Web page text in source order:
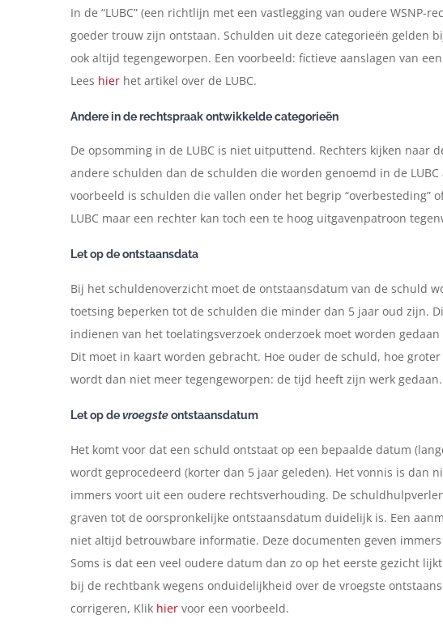
In de “LUBC” (een richtlijn met een vastlegging van oudere WSNP-
goeder trouw zijn ontstaan. Schulden uit deze categorieën gelden
ook altijd tegengeworpen. Een voorbeeld: fictieve aanslagen van
Lees hier het artikel over de LUBC.
Andere in de rechtspraak ontwikkelde categorieën
De opsomming in de LUBC is niet uitputtend. Rechters kijken naar
andere schulden dan de schulden die worden genoemd in de
voorbeeld is schulden die vallen onder het begrip “overbesteding”
LUBC maar een rechter kan toch een te hoog uitgavenpatroon
Let op de ontstaansdata
Bij het schuldenoverzicht moet de ontstaansdatum van de schuld
toetsing beperken tot de schulden die minder dan 5 jaar oud zijn.
indienen van het toelatingsverzoek onderzoek moet worden
Dit moet in kaart worden gebracht. Hoe ouder de schuld, hoe
wordt dan niet meer tegengeworpen: de tijd heeft zijn werk gedaan.
Let op devroegsteontstaansdatum
Het komt voor dat een schuld ontstaat op een bepaalde datum
wordt geprocedeerd (korter dan 5 jaar geleden). Het vonnis is dan
immers voort uit een oudere rechtsverhouding. De
graven tot de oorspronkelijke ontstaansdatum duidelijk is. Een
niet altijd betrouwbare informatie. Deze documenten geven
Soms is dat een veel oudere datum dan zo op het eerste gezicht
bij de rechtbank wegens onduidelijkheid over de vroegste
corrigeren, Klik hier voor een voorbeeld.